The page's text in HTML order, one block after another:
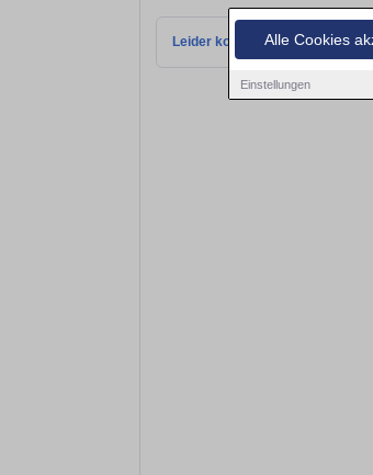
Alle Cookies
Einstellungen
Leider konnten wir derzeit